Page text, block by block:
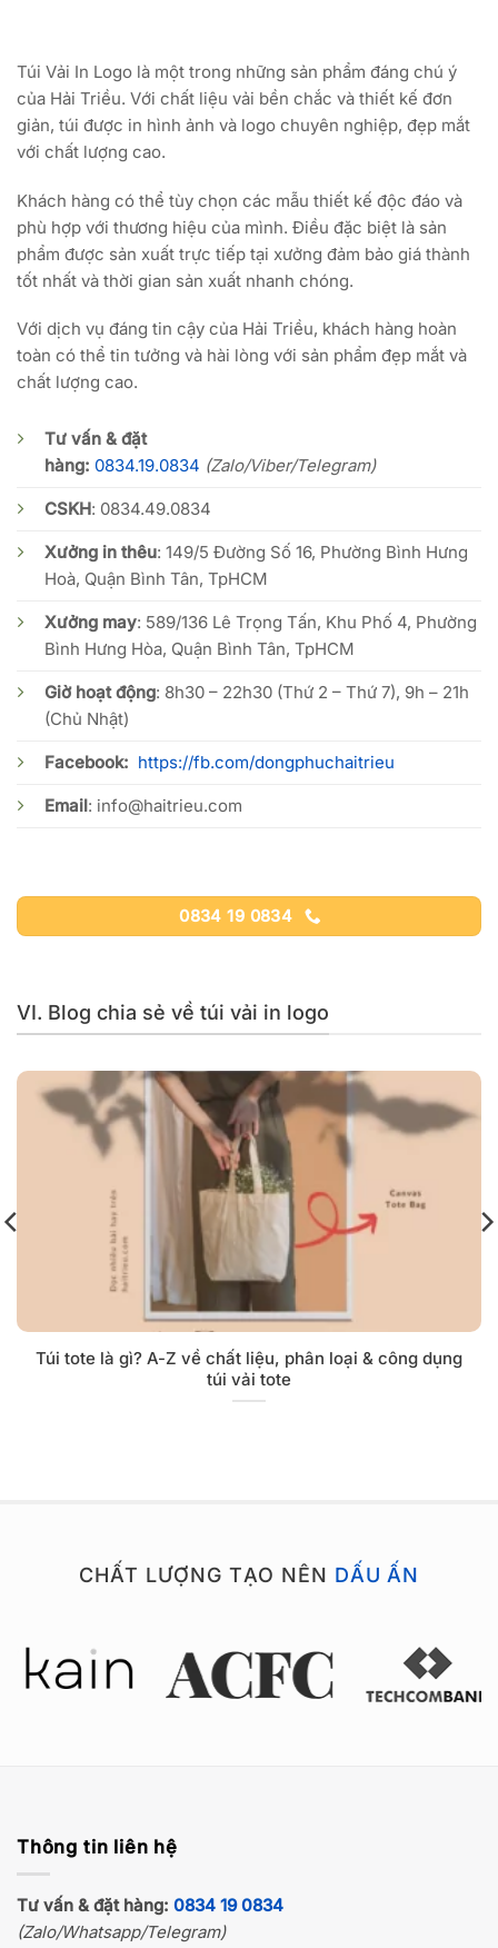
Túi Vải In Logo là một trong những sản phẩm đáng chú ý
của Hải Triều. Với chất liệu vải bền chắc và thiết kế đơn
giản, túi được in hình ảnh và logo chuyên nghiệp, đẹp mắt
với chất lượng cao.
Khách hàng có thể tùy chọn các mẫu thiết kế độc đáo và
phù hợp với thương hiệu của mình. Điều đặc biệt là sản
phẩm được sản xuất trực tiếp tại xưởng đảm bảo giá thành
tốt nhất và thời gian sản xuất nhanh chóng.
Với dịch vụ đáng tin cậy của Hải Triều, khách hàng hoàn
toàn có thể tin tưởng và hài lòng với sản phẩm đẹp mắt và
chất lượng cao.
Tư vấn & đặt
hàng: 0834.19.0834 (Zalo/Viber/Telegram)
CSKH: 0834.49.0834
Xưởng in thêu: 149/5 Đường Số 16, Phường Bình Hưng
Hoà, Quận Bình Tân, TpHCM
Xưởng may: 589/136 Lê Trọng Tấn, Khu Phố 4, Phường
Bình Hưng Hòa, Quận Bình Tân, TpHCM
Giờ hoạt động: 8h30 – 22h30 (Thứ 2 – Thứ 7), 9h – 21h
(Chủ Nhật)
Facebook: https://fb.com/dongphuchaitrieu
Email: info@haitrieu.com
0834 19 0834
VI. Blog chia sẻ về túi vải in logo
Túi tote là gì? A-Z về chất liệu, phân loại & công dụng
túi vải tote
CHẤT LƯỢNG TẠO NÊN DẤU ẤN
Thông tin liên hệ
Tư vấn & đặt hàng: 0834 19 0834
(Zalo/Whatsapp/Telegram)